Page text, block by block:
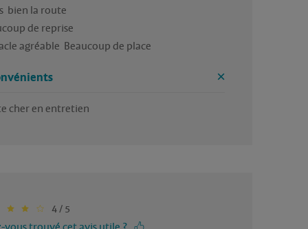
bien la route
de reprise
agréable  Beaucoup de place
cher en entretien
4 / 5